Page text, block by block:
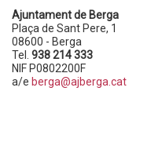
Ajuntament de Berga
Plaça de Sant Pere, 1
08600 - Berga
Tel. 938 214 333
NIF P0802200F
a/e berga@ajberga.cat